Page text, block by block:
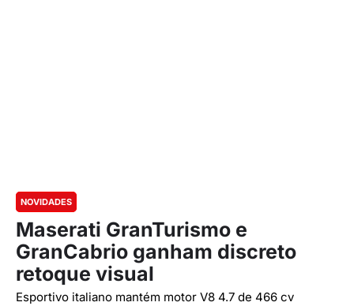
NOVIDADES
Maserati GranTurismo e
GranCabrio ganham discreto
retoque visual
Esportivo italiano mantém motor V8 4.7 de 466 cv